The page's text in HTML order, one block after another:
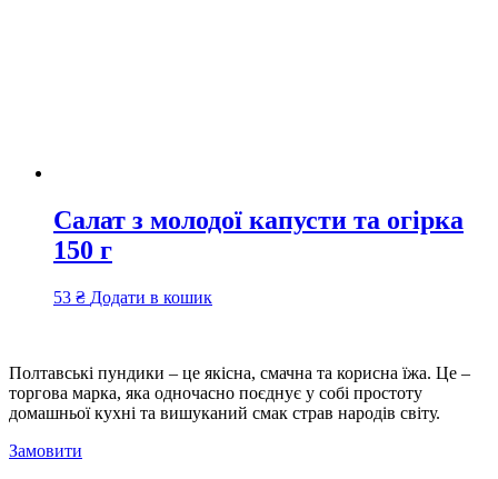
Салат з молодої капусти та огірка
150 г
53 ₴ Додати в кошик
Полтавські пундики – це якісна, смачна та корисна їжа. Це –
торгова марка, яка одночасно поєднує у собі простоту
домашньої кухні та вишуканий смак страв народів світу.
Замовити